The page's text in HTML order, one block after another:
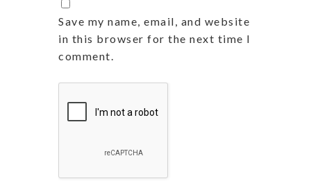
Save my name, email, and website
in this browser for the next time I
comment.